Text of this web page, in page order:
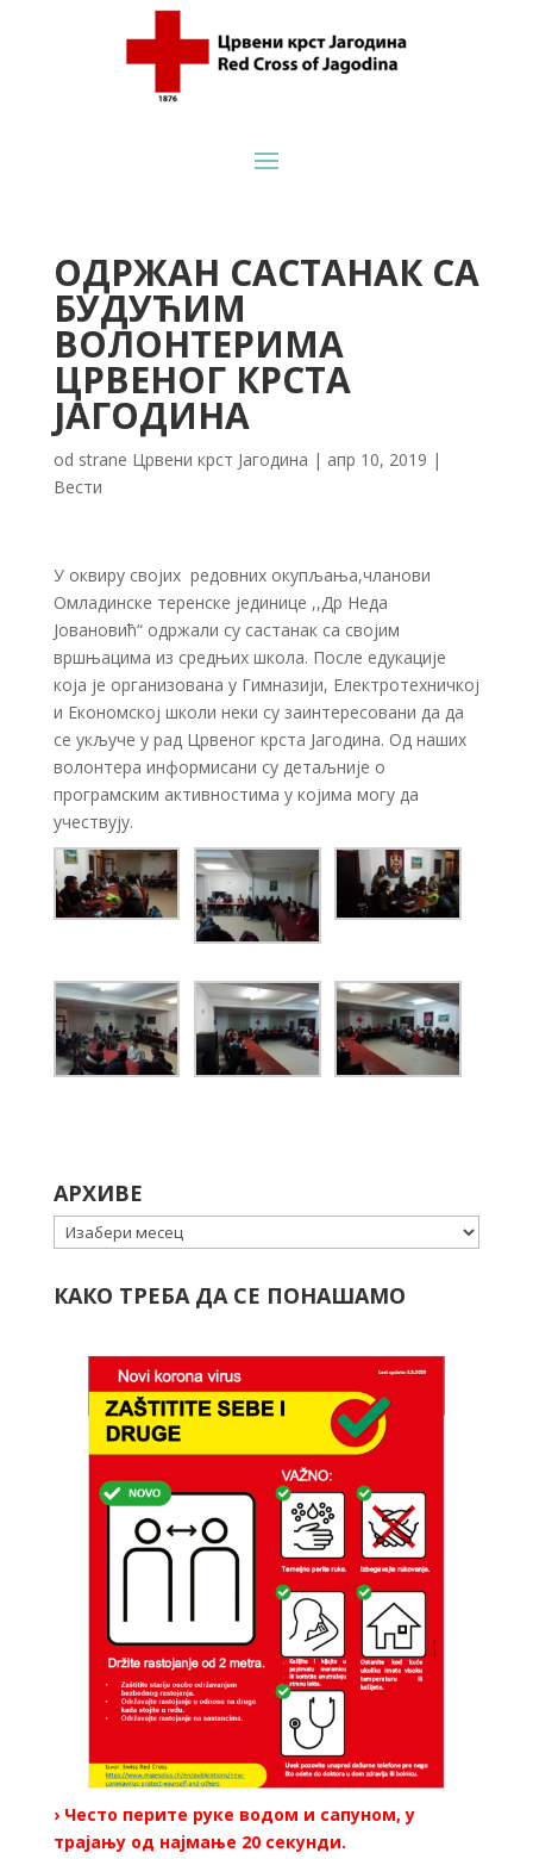
ОДРЖАН САСТАНАК СА
БУДУЋИМ
ВОЛОНТЕРИМА
ЦРВЕНОГ КРСТА
ЈАГОДИНА
od strane Црвени крст Јагодина | апр 10, 2019 |
Вести
У оквиру својих редовних окупљања,чланови
Омладинске теренске јединице ,,Др Неда
Јовановић“ одржали су састанак са својим
вршњацима из средњих школа. После едукације
која је организована у Гимназији, Електротехничкој
и Економској школи неки су заинтересовани да да
се укључе у рад Црвеног крста Јагодина. Од наших
волонтера информисани су детаљније о
програмским активностима у којима могу да
учествују.
АРХИВЕ
Архиве
КАКО ТРЕБА ДА СЕ ПОНАШАМО
› Често перите руке водом и сапуном, у
трајању од најмање 20 секунди.